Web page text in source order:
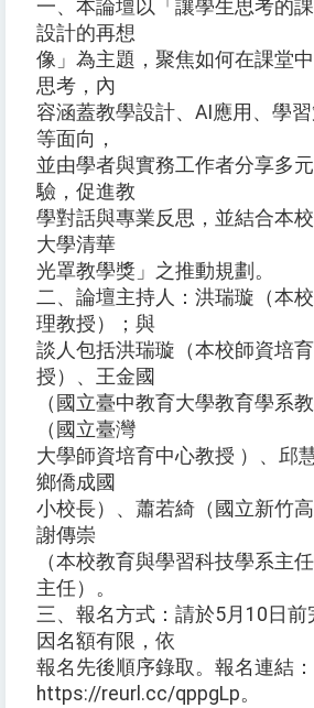
一、本論壇以「讓學生思考的
設計的再想
像」為主題，聚焦如何在課堂
思考，內
容涵蓋教學設計、AI應用、學
等面向，
並由學者與實務工作者分享多
驗，促進教
學對話與專業反思，並結合本
大學清華
光罩教學獎」之推動規劃。
二、論壇主持人：洪瑞璇（本
理教授）；與
談人包括洪瑞璇（本校師資培
授）、王金國
（國立臺中教育大學教育學系
（國立臺灣
大學師資培育中心教授 ）、邱
鄉僑成國
小校長）、蕭若綺（國立新竹高
謝傳崇
（本校教育與學習科技學系主
主任）。
三、報名方式：請於5月10日前
因名額有限，依
報名先後順序錄取。報名連結：
https://reurl.cc/qppgLp。